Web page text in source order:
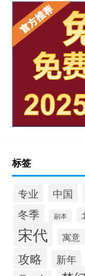
标签
专业 中国
冬季 副本
宋代 寓意
攻略 新年